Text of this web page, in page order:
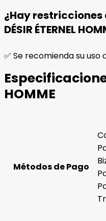
¿Hay
DÉSIR ÉTERNEL
✅ Se recomienda su uso
HOMME
Métodos de Pago